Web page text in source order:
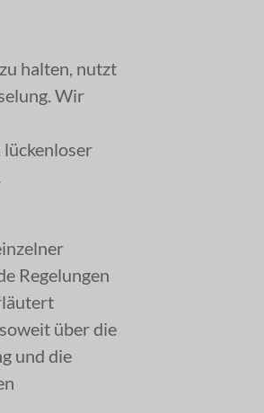
halten, nutzt
Wir
Regelungen
über die
und die